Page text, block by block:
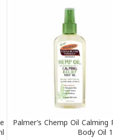
Palmer’s Chemp Oil Calming
Body Oil